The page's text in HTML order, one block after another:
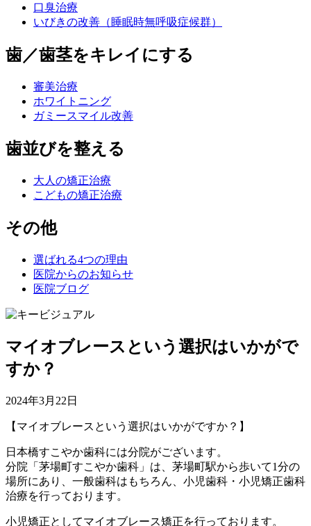
口臭治療
いびきの改善（睡眠時無呼吸症候群）
歯／歯茎をキレイにする
審美治療
ホワイトニング
ガミースマイル改善
歯並びを整える
大人の矯正治療
こどもの矯正治療
その他
選ばれる4つの理由
医院からのお知らせ
医院ブログ
マイオブレースという選択はいかがで
すか？
2024年3月22日
【マイオブレースという選択はいかがですか？】
日本橋すこやか歯科には分院がございます。
分院「茅場町すこやか歯科」は、茅場町駅から歩いて1分の
場所にあり、一般歯科はもちろん、小児歯科・小児矯正歯科
治療を行っております。
小児矯正としてマイオブレース矯正を行っております。